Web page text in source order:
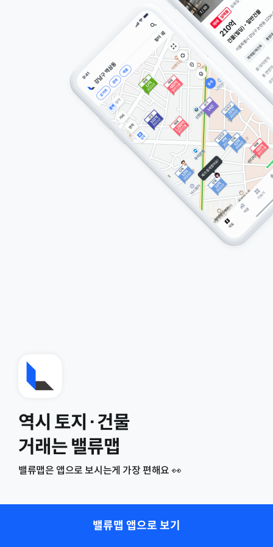
역시 토지·건물
거래는 밸류맵
밸류맵은 앱으로 보시는게 가장 편해요 👀
밸류맵 앱으로 보기